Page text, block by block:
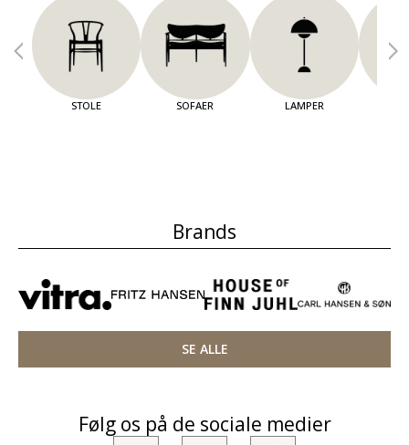
STOLE SOFAER LAMPER
Brands
SE ALLE
Følg os på de sociale medier